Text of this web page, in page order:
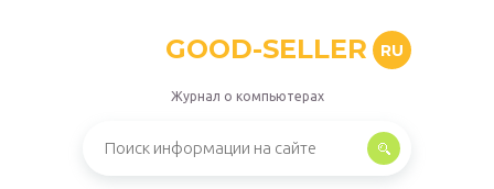
GOOD-SELLER RU
Журнал о компьютерах